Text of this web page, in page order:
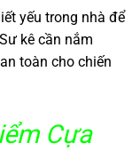
yếu trong nhà để
kê cần nắm
toàn cho chiến
Cựa